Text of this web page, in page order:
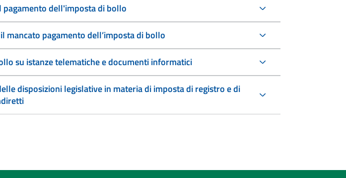
pagamento dell'imposta di bollo
mancato pagamento dell’imposta di bollo
su istanze telematiche e documenti informatici
disposizioni legislative in materia di imposta di registro e di